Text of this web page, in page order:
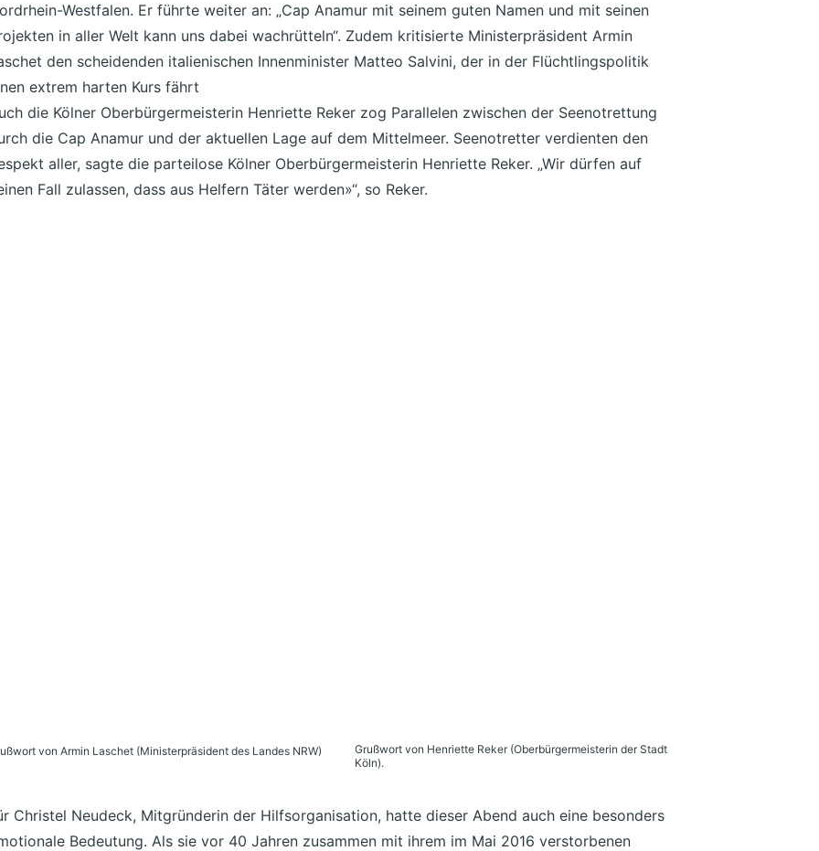
Westfalen. Er führte weiter an: „Cap Anamur mit seinem guten Namen und mit seinen
in aller Welt kann uns dabei wachrütteln“. Zudem kritisierte Ministerpräsident Armin
den scheidenden italienischen Innenminister Matteo Salvini, der in der Flüchtlingspolitik
extrem harten Kurs fährt
die Kölner Oberbürgermeisterin Henriette Reker zog Parallelen zwischen der Seenotrettung
die Cap Anamur und der aktuellen Lage auf dem Mittelmeer. Seenotretter verdienten den
aller, sagte die parteilose Kölner Oberbürgermeisterin Henriette Reker. „Wir dürfen auf
Fall zulassen, dass aus Helfern Täter werden»“, so Reker.
von Armin Laschet (Ministerpräsident des Landes NRW)
Grußwort von Henriette Reker (Oberbürgermeisterin der Stadt
Köln).
Christel Neudeck, Mitgründerin der Hilfsorganisation, hatte dieser Abend auch eine besonders
Bedeutung. Als sie vor 40 Jahren zusammen mit ihrem im Mai 2016 verstorbenen